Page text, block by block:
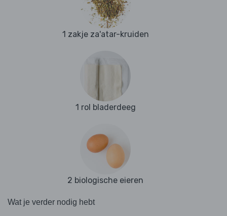
1 zakje za'atar-kruiden
1 rol bladerdeeg
2 biologische eieren
Wat je verder nodig hebt